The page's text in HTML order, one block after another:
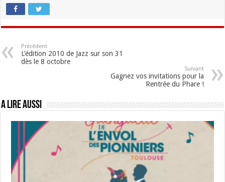
Précédent
L’édition 2010 de Jazz sur son 31
dès le 8 octobre
Suivant
Gagnez vos invitations pour la
Rentrée du Phare !
A lire aussi